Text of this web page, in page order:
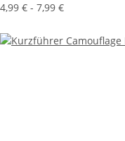
4,99 € - 7,99 €